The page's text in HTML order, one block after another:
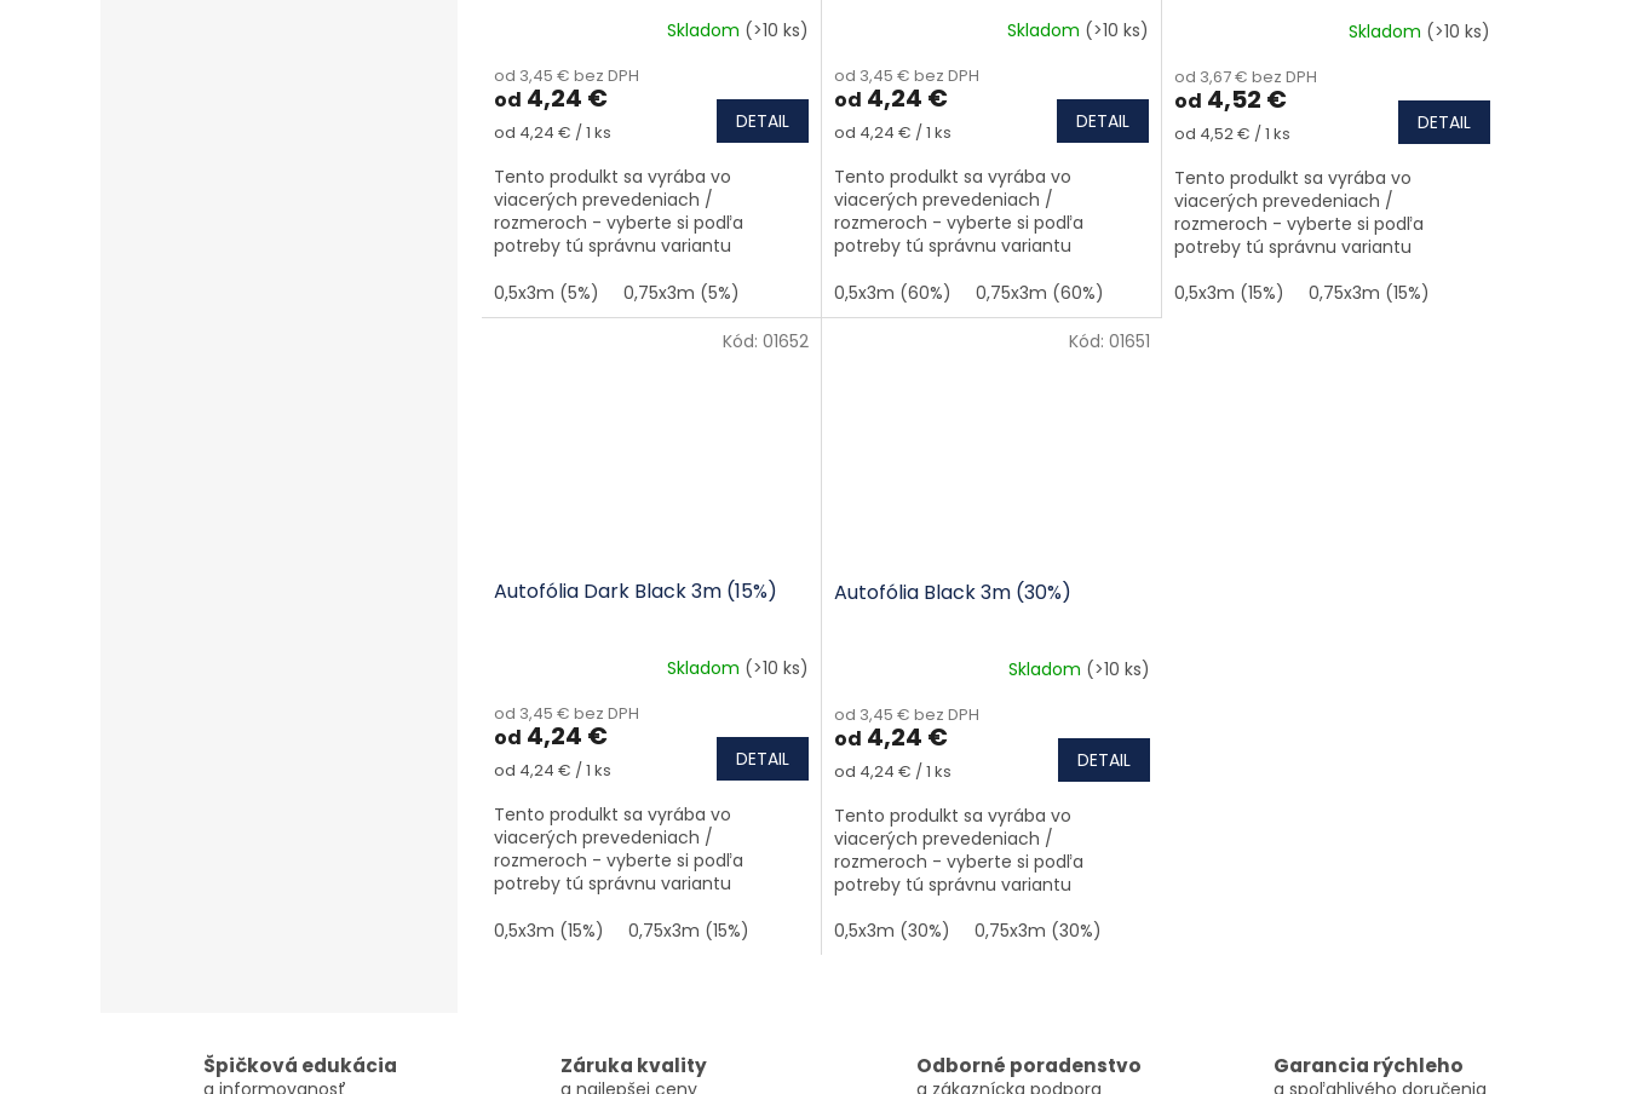
Skladom (>10 ks)
od 3,45 € bez DPH
od 4,24 €
Jednotková cena:
od 4,24 € / 1 ks DETAIL
Tento produlkt sa vyrába vo
viacerých prevedeniach /
rozmeroch - vyberte si podľa
potreby tú správnu variantu
0,5x3m (5%)
0,75x3m (5%)
Skladom (>10 ks)
od 3,45 € bez DPH
od 4,24 €
Jednotková cena:
od 4,24 € / 1 ks DETAIL
Tento produlkt sa vyrába vo
viacerých prevedeniach /
rozmeroch - vyberte si podľa
potreby tú správnu variantu
0,5x3m (60%)
0,75x3m (60%)
Skladom (>10 ks)
od 3,67 € bez DPH
od 4,52 €
Jednotková cena:
od 4,52 € / 1 ks DETAIL
Tento produlkt sa vyrába vo
viacerých prevedeniach /
rozmeroch - vyberte si podľa
potreby tú správnu variantu
0,5x3m (15%)
0,75x3m (15%)
Autofólia Dark Black 3m (15%)
Skladom (>10 ks)
od 3,45 € bez DPH
od 4,24 €
Jednotková cena:
od 4,24 € / 1 ks DETAIL
Tento produlkt sa vyrába vo
viacerých prevedeniach /
rozmeroch - vyberte si podľa
potreby tú správnu variantu
0,5x3m (15%)
0,75x3m (15%)
Kód: 01652
Autofólia Black 3m (30%)
Skladom (>10 ks)
od 3,45 € bez DPH
od 4,24 €
Jednotková cena:
od 4,24 € / 1 ks DETAIL
Tento produlkt sa vyrába vo
viacerých prevedeniach /
rozmeroch - vyberte si podľa
potreby tú správnu variantu
0,5x3m (30%)
0,75x3m (30%)
Kód: 01651
Špičková edukácia
a informovanosť
Záruka kvality
a najlepšej ceny
Odborné poradenstvo
a zákaznícka podpora
Garancia rýchleho
a spoľahlivého doručenia